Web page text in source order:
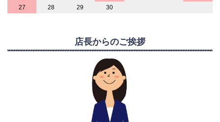
27
28 29 30
店長からのご挨拶